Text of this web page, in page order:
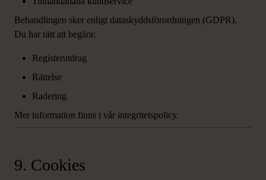
Behandlingen sker enligt dataskyddsförordningen (GDPR).
Du har rätt att begära:
Registerutdrag
Rättelse
Radering
Mer information finns i vår integritetspolicy.
9. Cookies